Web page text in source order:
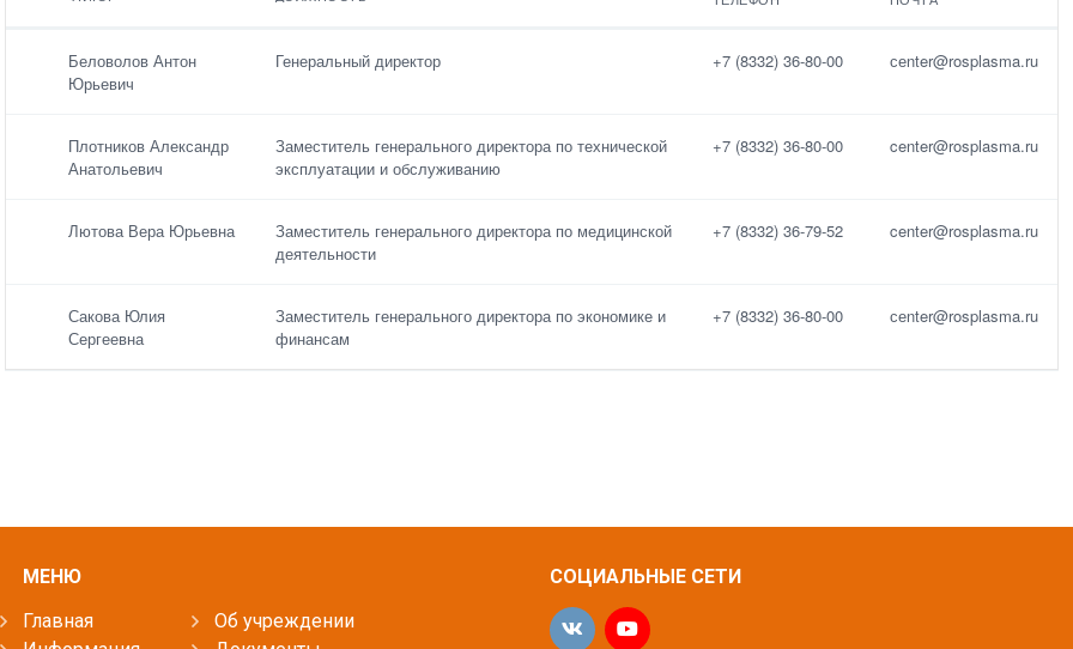
Должность
телефон
почта
Беловолов Антон
Юрьевич
Генеральный директор +7 (8332) 36-80-00 сеnter@rosplasma.ru
Плотников Александр
Анатольевич
Заместитель генерального директора по технической
эксплуатации и обслуживанию
+7 (8332) 36-80-00 center@rosplasma.ru
Лютова Вера Юрьевна
Заместитель генерального директора по медицинской
деятельности
+7 (8332) 36-79-52 center@rosplasma.ru
Сакова Юлия
Сергеевна
Заместитель генерального директора по экономике и
финансам
+7 (8332) 36-80-00 сеnter@rosplasma.ru
МЕНЮ
Главная
Об учреждении
СОЦИАЛЬНЫЕ СЕТИ